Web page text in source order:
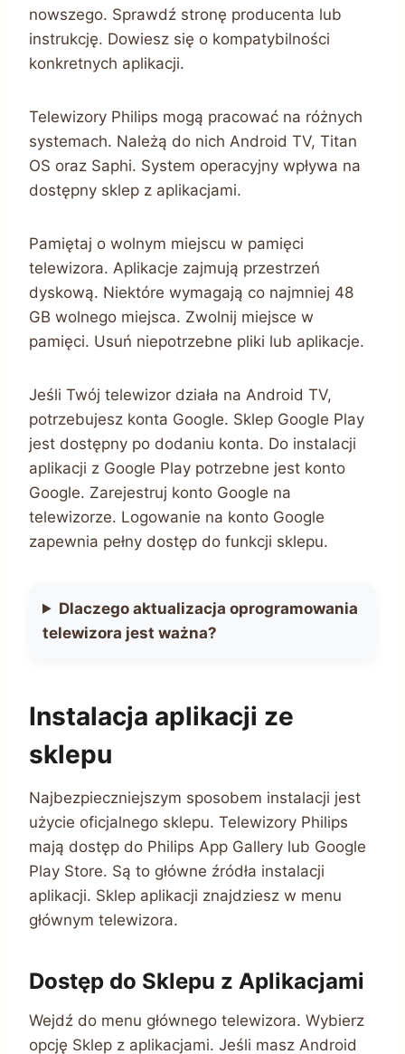
nowszego. Sprawdź stronę producenta lub
instrukcję. Dowiesz się o kompatybilności
konkretnych aplikacji.
Telewizory Philips mogą pracować na różnych
systemach. Należą do nich Android TV, Titan
OS oraz Saphi. System operacyjny wpływa na
dostępny sklep z aplikacjami.
Pamiętaj o wolnym miejscu w pamięci
telewizora. Aplikacje zajmują przestrzeń
dyskową. Niektóre wymagają co najmniej 48
GB wolnego miejsca. Zwolnij miejsce w
pamięci. Usuń niepotrzebne pliki lub aplikacje.
Jeśli Twój telewizor działa na Android TV,
potrzebujesz konta Google. Sklep Google Play
jest dostępny po dodaniu konta. Do instalacji
aplikacji z Google Play potrzebne jest konto
Google. Zarejestruj konto Google na
telewizorze. Logowanie na konto Google
zapewnia pełny dostęp do funkcji sklepu.
Dlaczego aktualizacja oprogramowania
telewizora jest ważna?
Instalacja aplikacji ze
sklepu
Najbezpieczniejszym sposobem instalacji jest
użycie oficjalnego sklepu. Telewizory Philips
mają dostęp do Philips App Gallery lub Google
Play Store. Są to główne źródła instalacji
aplikacji. Sklep aplikacji znajdziesz w menu
głównym telewizora.
Dostęp do Sklepu z Aplikacjami
Wejdź do menu głównego telewizora. Wybierz
opcję Sklep z aplikacjami. Jeśli masz Android